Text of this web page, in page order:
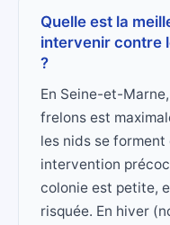
Quelle est la
intervenir contre
?
En Seine-et-
frelons est
les nids se
intervention
colonie est petite,
risquée. En hiver